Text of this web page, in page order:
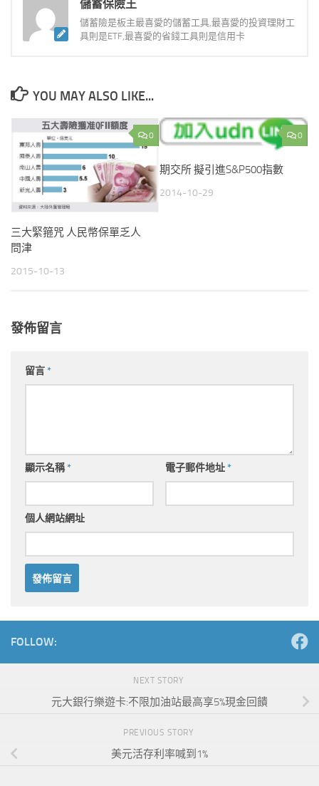
儲蓄保險王
儲蓄險是板主最喜愛的儲蓄工具,最喜愛的投資理財工
具則是ETF,最喜愛的省錢工具則是信用卡
YOU MAY ALSO LIKE...
0
三大緊箍咒 人民幣保單乏人
問津
2015-10-13
0
期交所 擬引進S&P500指數
2014-10-29
發佈留言
留言*
顯示名稱* 電子郵件地址*
個人網站網址
FOLLOW:
NEXT STORY
元大銀行樂遊卡:不限加油站最高享5%現金回饋
PREVIOUS STORY
美元活存利率喊到1%